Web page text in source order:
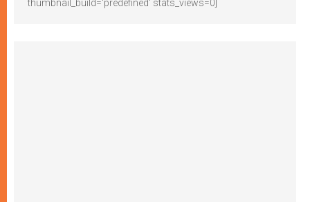
thumbnail_build='predefined' stats_views=0]